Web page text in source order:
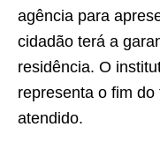
agência para
cidadão terá a
residência. O
representa o fim
atendido.